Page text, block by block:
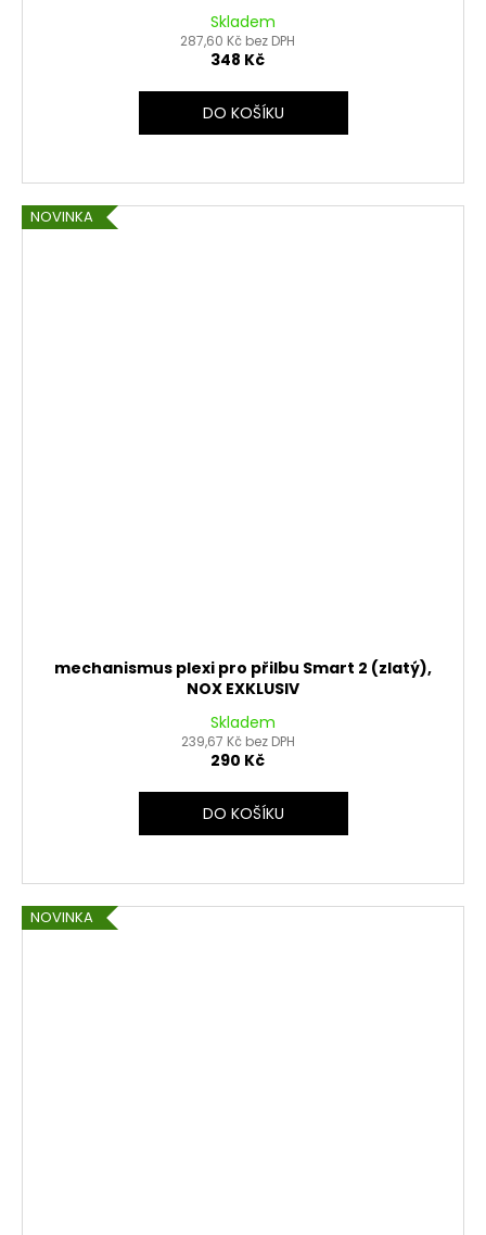
Skladem
287,60 Kč bez DPH
348 Kč
DO KOŠÍKU
NOVINKA
mechanismus plexi pro přilbu Smart 2 (zlatý),
NOX EXKLUSIV
Skladem
239,67 Kč bez DPH
290 Kč
DO KOŠÍKU
NOVINKA